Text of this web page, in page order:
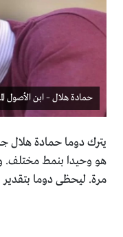
حمادة هلال – ابن الأصول
يترك دوما حمادة هلال
هو ‏وحيدا بنمط مختلف.
مرة. ‏ليحظى دوما